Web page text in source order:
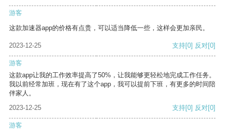
游客
这款加速器app的价格有点贵，可以适当降低一些，这样会更加亲民。
2023-12-25 支持[0] 反对[0]
游客
这款app让我的工作效率提高了50%，让我能够更轻松地完成工作任务。
我以前经常加班，现在有了这个app，我可以提前下班，有更多的时间陪
伴家人。
2023-12-25
支持[0] 反对[0]
游客